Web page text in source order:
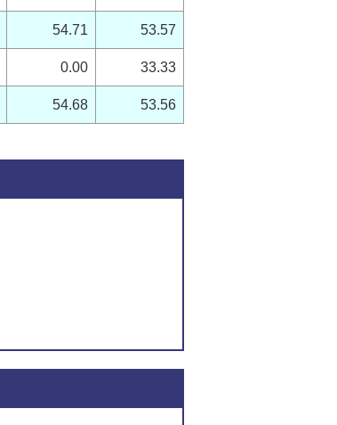
54.71 53.57
0.00 33.33
54.68 53.56